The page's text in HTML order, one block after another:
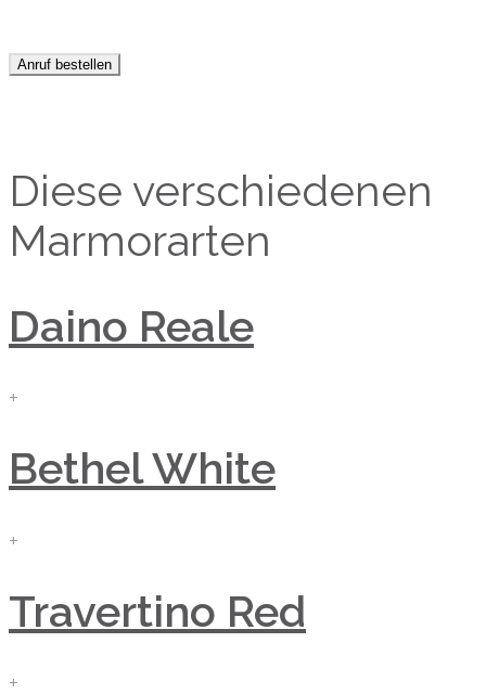
Anruf bestellen
Diese verschiedenen
Marmorarten
Daino Reale
+
Bethel White
+
Travertino Red
+